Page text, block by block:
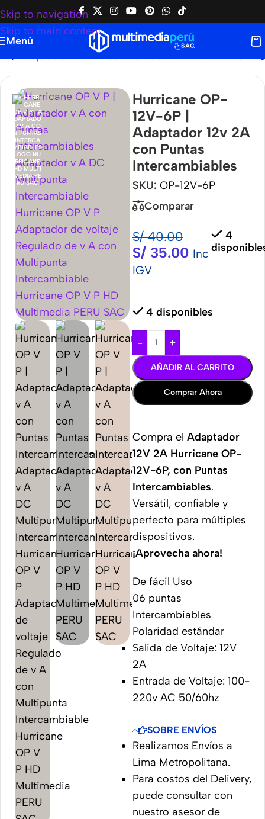
Skip to navigation
Skip to main content
Menú
| Adaptador 12v 2A con Puntas Intercambiables
Hurricane OP-
12V-6P |
Adaptador 12v 2A
con Puntas
Intercambiables
SKU: OP-12V-6P
Comparar
S/40.00
S/ 35.00 Inc
IGV
4
4 disponibles
- +
AÑADIR AL CARRITO
Comprar Ahora
Compra el Adaptador
12V 2A Hurricane OP-
12V-6P, con Puntas
Intercambiables.
Versátil, confiable y
perfecto para múltiples
dispositivos.
¡Aprovecha ahora!
De fácil Uso
06 puntas
Intercambiables
Polaridad estándar
Salida de Voltaje: 12V
2A
Entrada de Voltaje: 100-
220v AC 50/60hz
SOBRE ENVÍOS
Realizamos Envíos a
Lima Metropolitana.
Para costos del Delivery,
puede consultar con
nuestro asesor de